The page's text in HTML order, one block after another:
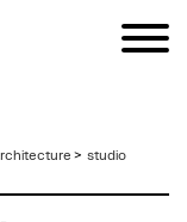
> studio